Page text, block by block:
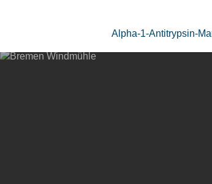
Alpha-1-Antitrypsin-